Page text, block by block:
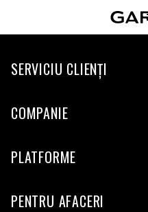
SERVICIU CLIENŢI
COMPANIE
PLATFORME
PENTRU AFACERI